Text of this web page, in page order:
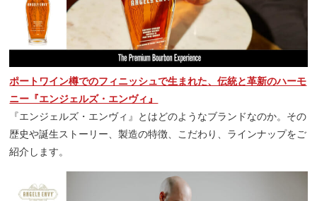
ポートワイン樽でのフィニッシュで生まれた、伝統と革新のハーモ
ニー『エンジェルズ・エンヴィ』
『エンジェルズ・エンヴィ』とはどのようなブランドなのか。その
歴史や誕生ストーリー、製造の特徴、こだわり、ラインナップをご
紹介します。